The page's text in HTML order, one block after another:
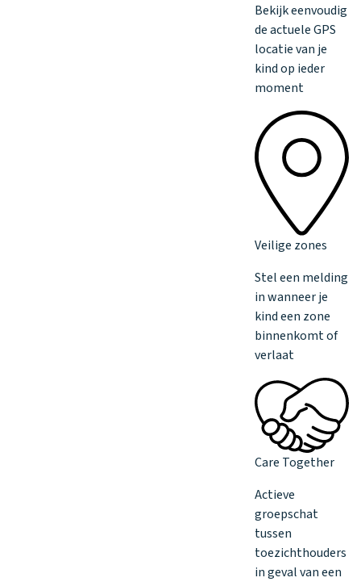
Bekijk eenvoudig
de actuele GPS
locatie van je
kind op ieder
moment
Veilige zones
Stel een melding
in wanneer je
kind een zone
binnenkomt of
verlaat
Care Together
Actieve
groepschat
tussen
toezichthouders
in geval van een